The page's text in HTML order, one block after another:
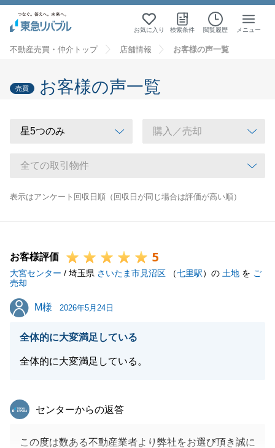
お気に入り 検索条件 閲覧履歴 メニュー
不動産売買・仲介トップ 店舗情報 お客様の声一覧
売買 お客様の声一覧
表示はアンケート回収日順（回収日が同じ場合は評価が高い順）
お客様評価 5
大宮センター / 埼玉県 さいたま市見沼区 （七里駅）の 土地 を ご
売却
M様
M様 2026年5月24日
全体的に大変満足している
全体的に大変満足している。
東急リバブル
センターからの返答
この度は数ある不動産業者より弊社をお選び頂き誠に